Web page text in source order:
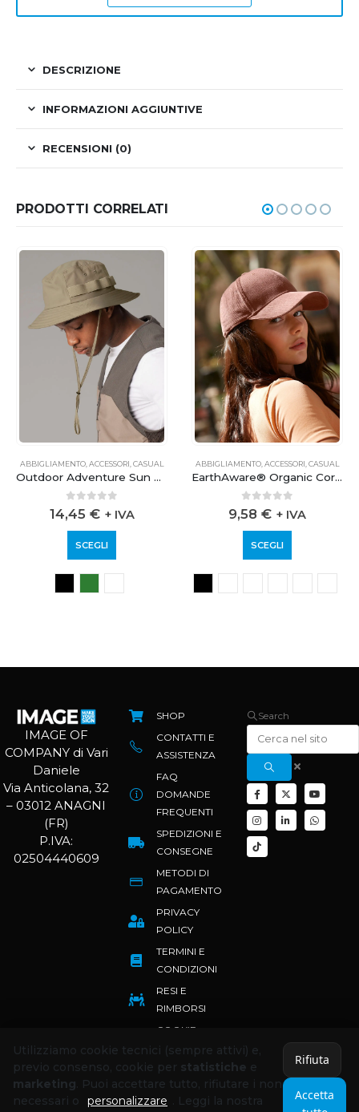
DESCRIZIONE
INFORMAZIONI AGGIUNTIVE
RECENSIONI (0)
PRODOTTI CORRELATI
ABBIGLIAMENTO, ACCESSORI CASUAL
Outdoor Adventure Sun Hat
0out of 5
14,45 € + IVA
SCEGLI
ABBIGLIAMENTO, ACCESSORI CASUAL
EarthAware® Organic Cord Baseball Cap
0out of 5
9,58 € + IVA
SCEGLI
IMAGE OF
COMPANY di Vari
Daniele
Via Anticolana, 32
– 03012 ANAGNI
(FR)
P.IVA:
02504440609
SHOP
CONTATTI E
ASSISTENZA
FAQ
DOMANDE
FREQUENTI
SPEDIZIONI E
CONSEGNE
METODI DI
PAGAMENTO
PRIVACY
POLICY
TERMINI E
CONDIZIONI
RESI E
RIMBORSI
COOKIE
POLICY
Search
Utilizziamo cookie tecnici (sempre attivi) e,
previo consenso, cookie per statistiche e
marketing. Puoi accettare tutto, rifiutare i non
necessari o
personalizzare . Leggi la nostra
Rifiuta
Accetta